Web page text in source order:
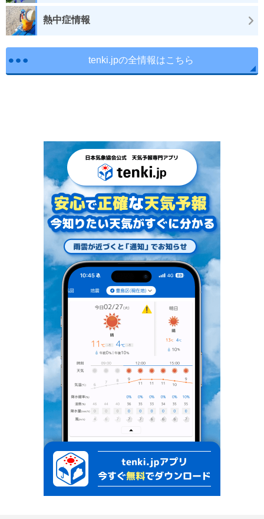
熱中症情報
tenki.jpの全情報はこちら